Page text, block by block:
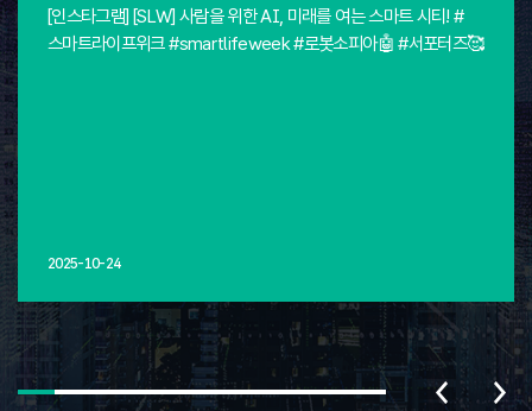
[인스타그램] [SLW] 사람을 위한 AI, 미래를 여는 스마트 시티! #
스마트라이프위크 #smartlifeweek #로봇소피아🤖 #서포터즈🥰
2025-10-24